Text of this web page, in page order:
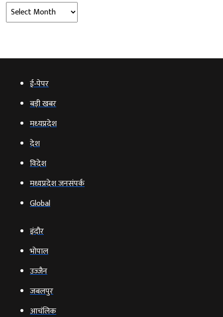
Archives
ई‑पेपर
बड़ी खबर
मध्‍यप्रदेश
देश
विदेश
मध्यप्रदेश जनसंपर्क
Global
इंदौर
भोपाल
उज्‍जैन
जबलपुर
आचंलिक